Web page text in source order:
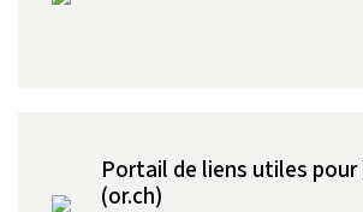
Portail de liens utiles
(or.ch)